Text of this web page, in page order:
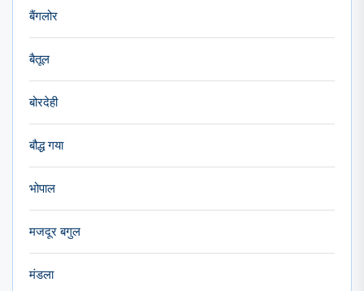
बैंगलोर
बैतूल
बोरदेही
बौद्ध गया
भोपाल
मजदूर बगुल
मंडला